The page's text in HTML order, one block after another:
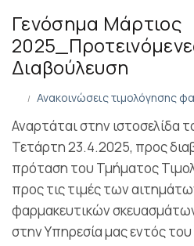
Γενόσημα Μάρτιος
Διαβούλευση
Ανακοινώσεις τιμολόγησης
Αναρτάται στην ιστοσελίδα
Τετάρτη 23.4.2025, προς
πρόταση του Τμήματος
προς τις τιμές των
φαρμακευτικών
στην Υπηρεσία μας εντός